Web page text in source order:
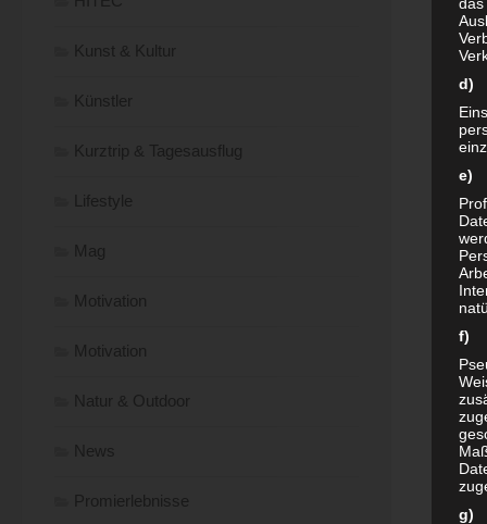
Kunst & Kultur
Künstler
Kurztrip & Tagesausflug
Lifestyle
Mag
Motivation
Motivation
Natur & Outdoor
News
Promierlebnisse
d)
e)
f)
g)